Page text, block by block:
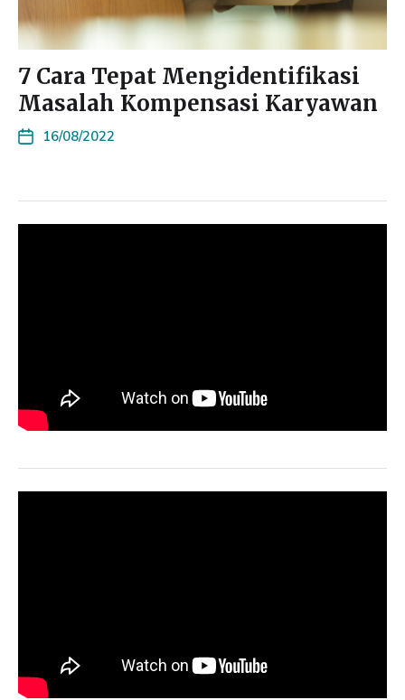
7 Cara Tepat Mengidentifikasi
Masalah Kompensasi Karyawan
16/08/2022